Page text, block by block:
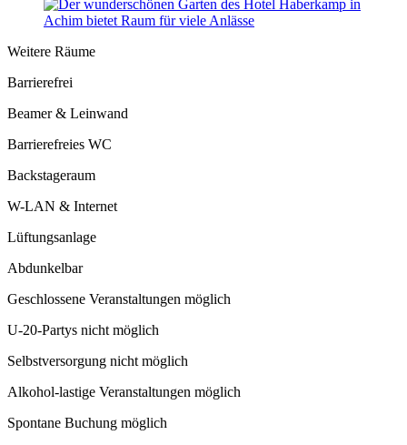
Weitere Räume
Barrierefrei
Beamer & Leinwand
Barrierefreies WC
Backstageraum
W-LAN & Internet
Lüftungsanlage
Abdunkelbar
Geschlossene Veranstaltungen möglich
U-20-Partys nicht möglich
Selbstversorgung nicht möglich
Alkohol-lastige Veranstaltungen möglich
Spontane Buchung möglich